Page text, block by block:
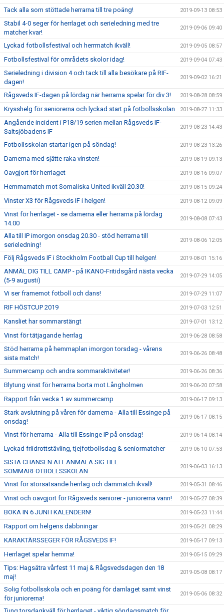
Tack alla som stöttade herrarna till tre poäng! 2019-09-13 08:53
Stabil 4-0 seger för herrlaget och serieledning med tre
matcher kvar!
2019-09-06 09:40
Lyckad fotbollsfestival och herrmatch ikväll! 2019-09-05 08:57
Fotbollsfestival för områdets skolor idag! 2019-09-04 07:43
Serieledning i division 4 och tack till alla besökare på RIF-
dagen!
2019-09-02 16:21
Rågsveds IF-dagen på lördag när herrarna spelar för div 3! 2019-08-28 08:59
Krysshelg för seniorerna och lyckad start på fotbollsskolan 2019-08-27 11:33
Angående incident i P18/19 serien mellan Rågsveds IF-
Saltsjöbadens IF
2019-08-23 14:43
Fotbollsskolan startar igen på söndag! 2019-08-23 13:26
Damerna med sjätte raka vinsten! 2019-08-19 09:13
Oavgjort för herrlaget 2019-08-16 09:07
Hemmamatch mot Somaliska United ikväll 20.30! 2019-08-15 09:24
Vinster X3 för Rågsveds IF i helgen! 2019-08-12 09:09
Vinst för herrlaget - se damerna eller herrarna på lördag
14.00
2019-08-08 07:43
Alla till IP imorgon onsdag 20.30 - stöd herrarna till
serieledning!
2019-08-06 12:05
Följ Rågsveds IF i Stockholm Football Cup till helgen! 2019-08-01 15:16
ANMÄL DIG TILL CAMP - på IKANO-Fritidsgård nästa vecka
(5-9 augusti)
2019-07-29 14:05
Vi ser framemot fotboll och dans! 2019-07-29 11:07
RIF HÖSTCUP 2019 2019-07-03 12:51
Kansliet har sommarstängt 2019-07-01 13:12
Vinst för tätjagande herrlag 2019-06-28 08:58
Stöd herrarna på hemmaplan imorgon torsdag - vårens
sista match!
2019-06-26 08:48
Summercamp och andra sommaraktiviteter! 2019-06-26 08:36
Blytung vinst för herrarna borta mot Långholmen 2019-06-20 07:58
Rapport från vecka 1 av summercamp 2019-06-17 09:13
Stark avslutning på våren för damerna - Alla till Essinge på
onsdag!
2019-06-17 08:15
Vinst för herrarna - Alla till Essinge IP på onsdag! 2019-06-14 08:14
Lyckad friidrottstävling, tjejfotbollsdag & seniormatcher 2019-06-10 07:53
SISTA CHANSEN ATT ANMÄLA SIG TILL
SOMMARFOTBOLLSSKOLAN
2019-06-03 16:13
Vinst för storsatsande herrlag och dammatch ikväll! 2019-05-31 08:46
Vinst och oavgjort för Rågsveds seniorer - juniorerna vann! 2019-05-27 08:39
BOKA IN 6 JUNI I KALENDERN! 2019-05-23 11:44
Rapport om helgens dabbningar 2019-05-21 08:29
KARAKTÄRSSEGER FÖR RÅGSVEDS IF! 2019-05-17 09:13
Herrlaget spelar hemma! 2019-05-15 09:29
Tips: Hagsätra vårfest 11 maj & Rågsvedsdagen den 18
maj!
2019-05-08 08:17
Solig fotbollsskola och en poäng för damlaget samt vinst
för juniorerna!
2019-05-06 08:32